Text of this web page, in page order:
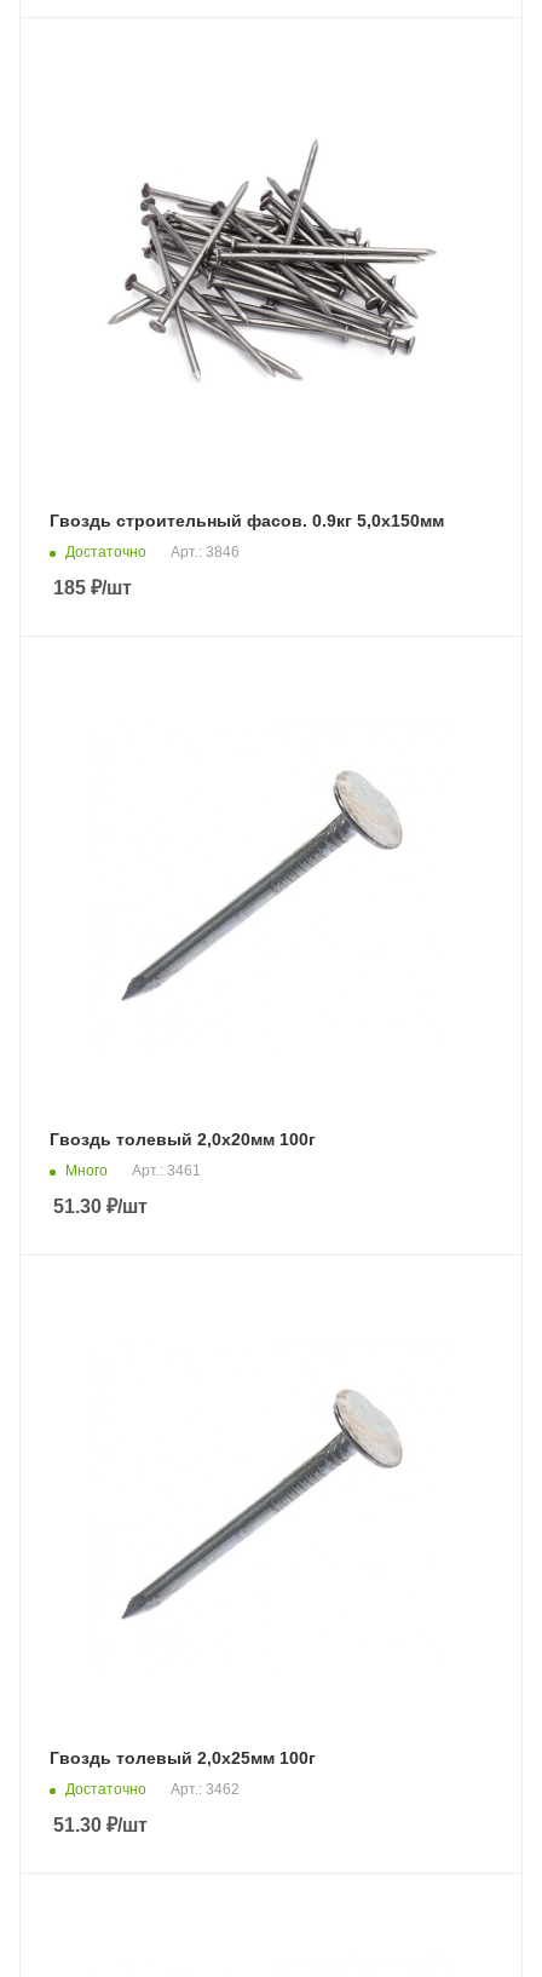
Гвоздь строительный фасов. 0.9кг 5,0х150мм
Достаточно Арт.: 3846
185 ₽/шт
Гвоздь толевый 2,0х20мм 100г
Много Арт.: 3461
51.30 ₽/шт
Гвоздь толевый 2,0х25мм 100г
Достаточно Арт.: 3462
51.30 ₽/шт